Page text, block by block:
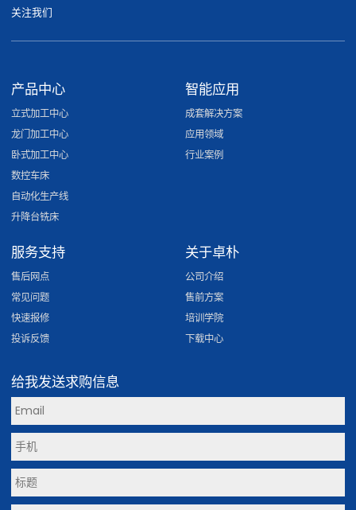
关注我们
产品中心
立式加工中心
龙门加工中心
卧式加工中心
数控车床
自动化生产线
升降台铣床
智能应用
成套解决方案
应用领域
行业案例
服务支持
售后网点
常见问题
快速报修
投诉反馈
关于卓朴
公司介绍
售前方案
培训学院
下载中心
给我发送求购信息